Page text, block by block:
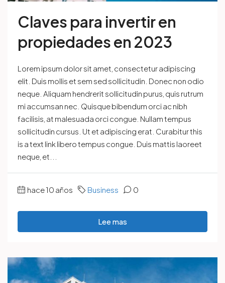
Claves para invertir en
propiedades en 2023
Lorem ipsum dolor sit amet, consectetur adipiscing
elit. Duis mollis et sem sed sollicitudin. Donec non odio
neque. Aliquam hendrerit sollicitudin purus, quis rutrum
mi accumsan nec. Quisque bibendum orci ac nibh
facilisis, at malesuada orci congue. Nullam tempus
sollicitudin cursus. Ut et adipiscing erat. Curabitur this
is a text link libero tempus congue. Duis mattis laoreet
neque, et...
hace 10 años Business 0
Lee mas